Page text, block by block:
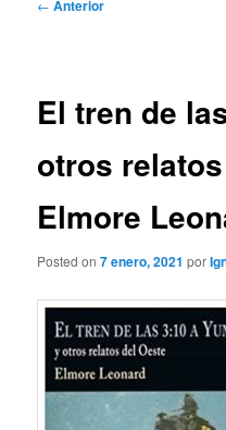
← Anterior
El tren de
otros
Elmore
Posted on7 enero, 2021 por